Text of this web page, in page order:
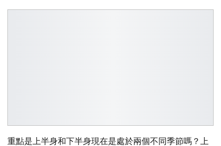
重點是上半身和下半身現在是處於兩個不同季節嗎？上